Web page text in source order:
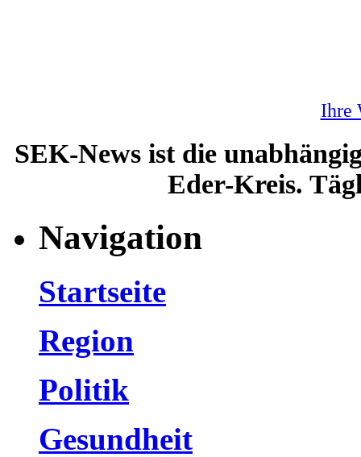
Ihre
SEK-News ist die
Eder-Kreis.
Navigation
Startseite
Region
Politik
Gesundheit